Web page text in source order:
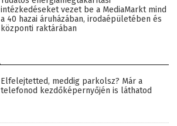
intézkedéseket vezet be a MediaMarkt mind
a 40 hazai áruházában, irodaépületében és
központi raktárában
Elfelejtetted, meddig parkolsz? Már a
telefonod kezdőképernyőjén is láthatod